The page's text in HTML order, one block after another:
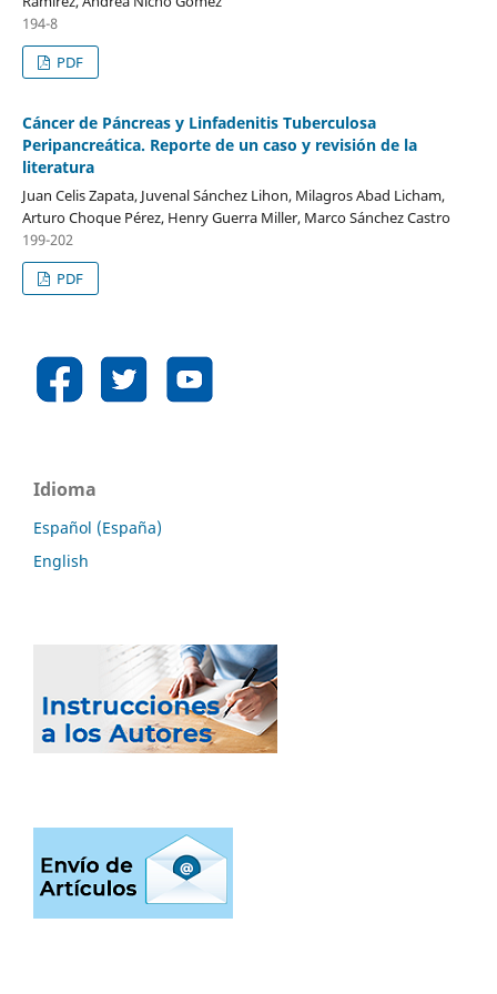
194-8
PDF
Cáncer de Páncreas y Linfadenitis Tuberculosa
Peripancreática. Reporte de un caso y revisión de la
literatura
Juan Celis Zapata, Juvenal Sánchez Lihon, Milagros Abad Licham,
Arturo Choque Pérez, Henry Guerra Miller, Marco Sánchez Castro
199-202
PDF
Idioma
Español (España)
English